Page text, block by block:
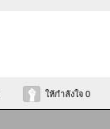
ให้กำลังใจ 0